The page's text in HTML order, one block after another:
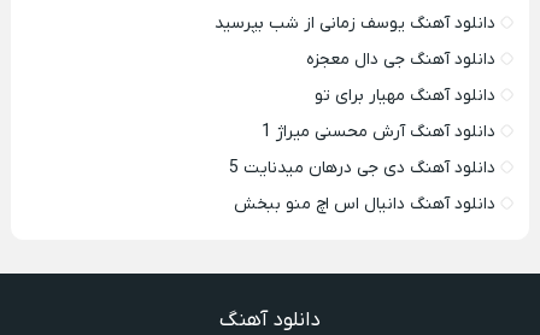
دانلود آهنگ یوسف زمانی از شب بپرسید
دانلود آهنگ جی دال معجزه
دانلود آهنگ مهیار برای تو
دانلود آهنگ آرش محسنی میراژ 1
دانلود آهنگ دی جی درهان میدنایت 5
دانلود آهنگ دانیال اس اچ منو ببخش
دانلود آهنگ